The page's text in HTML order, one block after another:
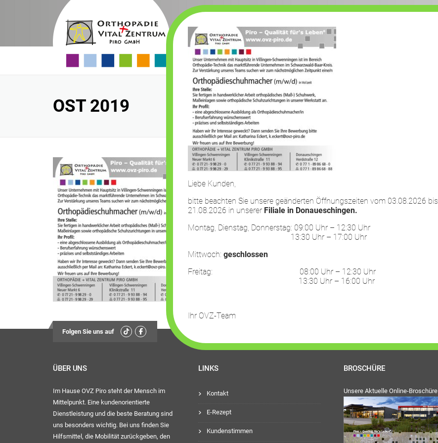
HOME LEISTUNGEN
OST 2019
Folgen Sie uns auf
ÜBER UNS
Im Hause OVZ Piro steht der Mensch im
Mittelpunkt. Eine kundenorientierte
Dienstleistung und die beste Beratung sind
uns besonders wichtig. Bei uns finden Sie
Hilfsmittel, die Mobilität zurückgeben, den
LINKS
Kontakt
E-Rezept
Kundenstimmen
BROSCHÜRE
Unsere Aktuelle Online-Broschüre
Liebe Kunden,
bitte beachten Sie unsere geänderten Öffnungszeiten vom 03.08.2026 bis
21.08.2026 in unserer Filiale in Donaueschingen.
Montag, Dienstag, Donnerstag: 09:00 Uhr – 12:30 Uhr
13:30 Uhr – 17:00 Uhr
Mittwoch: geschlossen
Freitag: 08:00 Uhr – 12:30 Uhr
13:30 Uhr – 16:00 Uhr
Ihr OVZ-Team